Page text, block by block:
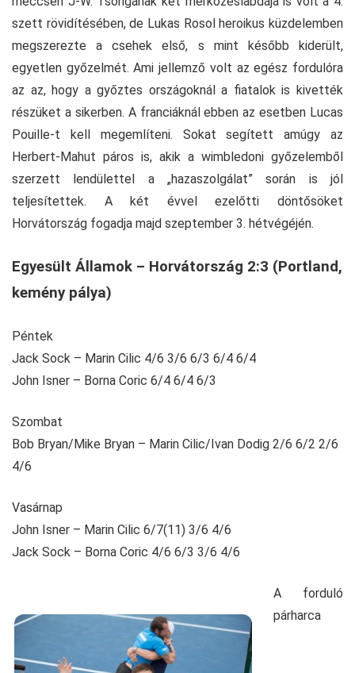
szett rövidítésében, de Lukas Rosol heroikus küzdelemben
megszerezte a csehek első, s mint később kiderült,
egyetlen győzelmét. Ami jellemző volt az egész fordulóra
az az, hogy a győztes országoknál a fiatalok is kivették
részüket a sikerben. A franciáknál ebben az esetben Lucas
Pouille-t kell megemlíteni. Sokat segített amúgy az
Herbert-Mahut páros is, akik a wimbledoni győzelemből
szerzett lendülettel a „hazaszolgálat” során is jól
teljesítettek. A két évvel ezelőtti döntősöket
Horvátország fogadja majd szeptember 3. hétvégéjén.
Egyesült Államok – Horvátország 2:3 (Portland,
kemény pálya)
Péntek
Jack Sock – Marin Cilic 4/6 3/6 6/3 6/4 6/4
John Isner – Borna Coric 6/4 6/4 6/3
Szombat
Bob Bryan/Mike Bryan – Marin Cilic/Ivan Dodig 2/6 6/2 2/6
4/6
Vasárnap
John Isner – Marin Cilic 6/7(11) 3/6 4/6
Jack Sock – Borna Coric 4/6 6/3 3/6 4/6
A forduló
párharca